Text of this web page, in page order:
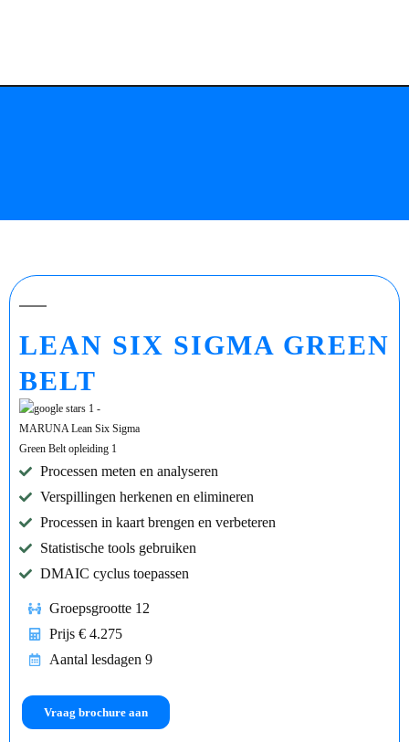
LEAN SIX SIGMA GREEN
BELT
Processen meten en analyseren
Verspillingen herkenen en elimineren
Processen in kaart brengen en verbeteren
Statistische tools gebruiken
DMAIC cyclus toepassen
Groepsgrootte 12
Prijs € 4.275
Aantal lesdagen 9
Vraag brochure aan